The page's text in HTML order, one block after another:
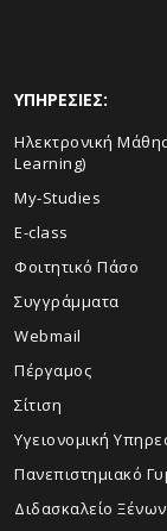
ΥΠΗΡΕΣΙΕΣ:
Ηλεκτρονική
Learning)
My-Studies
E-class
Φοιτητικό Πάσο
Συγγράμματα
Webmail
Πέργαμος
Σίτιση
Υγειονομική
Πανεπιστημιακό
Διδασκαλείο